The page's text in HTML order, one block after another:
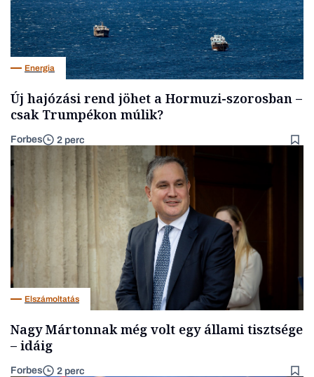
Energia
Új hajózási rend jöhet a Hormuzi-szorosban –
csak Trumpékon múlik?
Forbes 2 perc
Elszámoltatás
Nagy Mártonnak még volt egy állami tisztsége
– idáig
Forbes 2 perc